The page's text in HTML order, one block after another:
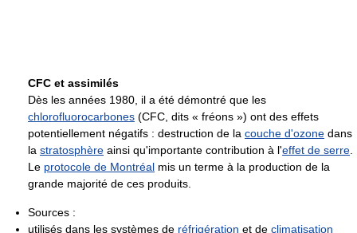
CFC et assimilés
Dès les années 1980, il a été démontré que les
chlorofluorocarbones (CFC, dits « fréons ») ont des effets
potentiellement négatifs : destruction de la couche d'ozone dans
la stratosphère ainsi qu'importante contribution à l'effet de serre
Le protocole de Montréal mis un terme à la production de la
grande majorité de ces produits.
Sources :
utilisés dans les systèmes de réfrigération et de climatisation